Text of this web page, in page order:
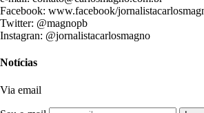
Facebook: www.facebook/
Twitter: @magnopb
Instagran: @jornalistacarlosmagno
Notícias
Via email